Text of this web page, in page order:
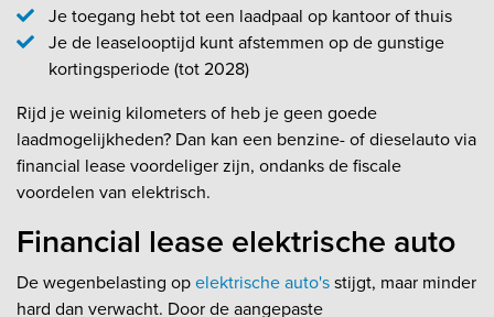
Je toegang hebt tot een laadpaal op kantoor of thuis
Je de leaselooptijd kunt afstemmen op de gunstige
kortingsperiode (tot 2028)
Rijd je weinig kilometers of heb je geen goede
laadmogelijkheden? Dan kan een benzine- of dieselauto via
financial lease voordeliger zijn, ondanks de fiscale
voordelen van elektrisch.
Financial lease elektrische auto
De wegenbelasting opelektrische auto'sstijgt, maar minder
hard dan verwacht. Door de aangepaste